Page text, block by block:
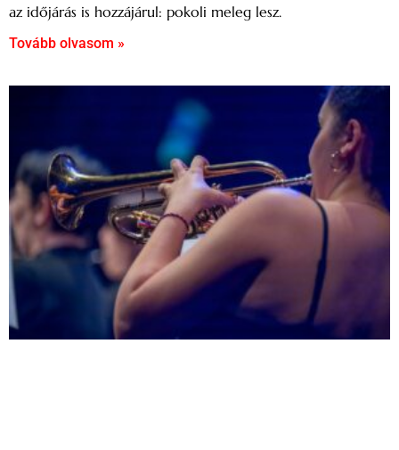
az időjárás is hozzájárul: pokoli meleg lesz.
Tovább olvasom »